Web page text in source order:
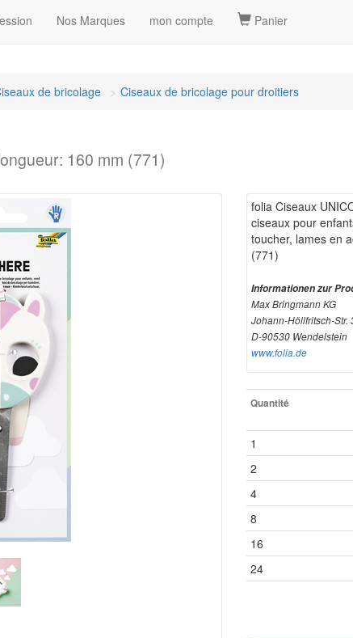
Nos Marques mon compte Panier
de bricolage Ciseaux de bricolage pour droitiers
160 mm (771)
folia Ciseaux
ciseaux pour
toucher, lames en
(771)
Informationen zur
Max Bringmann KG
Johann-Höllfritsch-Str.
D-90530 Wendelstein
www.folia.de
Quantité
1
2
4
8
16
24